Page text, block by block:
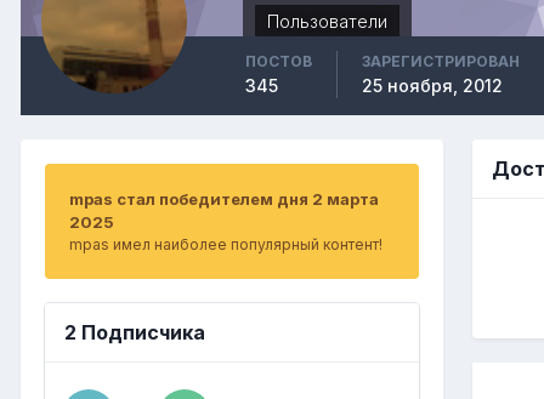
Пользователи
ПОСТОВ
345
ЗАРЕГИСТРИРОВАН
25 ноября, 2012
mpas стал победителем дня 2 марта
2025
mpas имел наиболее популярный контент!
2 Подписчика